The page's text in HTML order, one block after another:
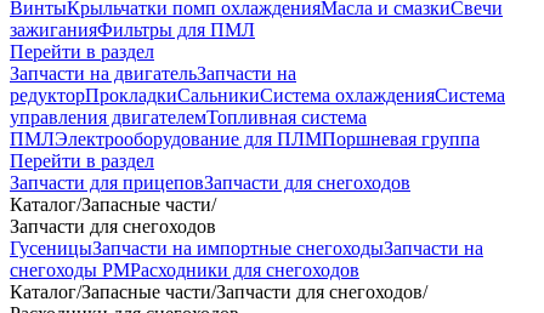
ВинтыКрыльчатки помп охлажденияМасла и смазкиСвечи
зажиганияФильтры для ПМЛ
Перейти в раздел
Запчасти на двигательЗапчасти на
редукторПрокладкиСальникиСистема охлажденияСистема
управления двигателемТопливная система
ПМЛЭлектрооборудование для ПЛМПоршневая группа
Перейти в раздел
Запчасти для прицеповЗапчасти для снегоходов
Каталог/Запасные части/
Запчасти для снегоходов
ГусеницыЗапчасти на импортные снегоходыЗапчасти на
снегоходы РМРасходники для снегоходов
Каталог/Запасные части/Запчасти для снегоходов/